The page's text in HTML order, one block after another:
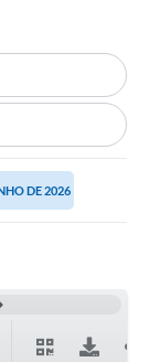
DE 2026